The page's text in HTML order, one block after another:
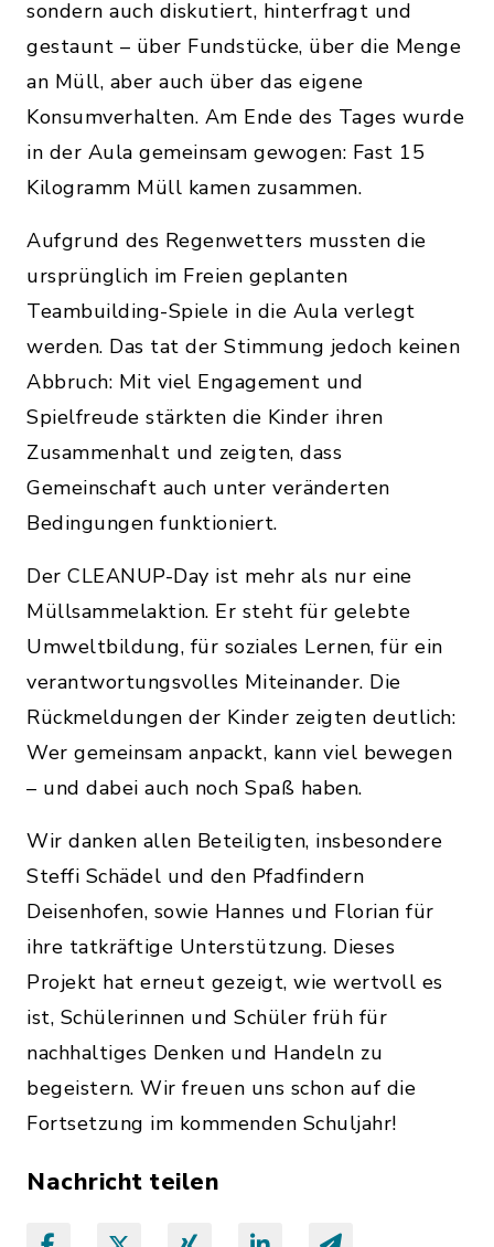
sondern auch diskutiert, hinterfragt und
gestaunt – über Fundstücke, über die Menge
an Müll, aber auch über das eigene
Konsumverhalten. Am Ende des Tages wurde
in der Aula gemeinsam gewogen: Fast 15
Kilogramm Müll kamen zusammen.
Aufgrund des Regenwetters mussten die
ursprünglich im Freien geplanten
Teambuilding-Spiele in die Aula verlegt
werden. Das tat der Stimmung jedoch keinen
Abbruch: Mit viel Engagement und
Spielfreude stärkten die Kinder ihren
Zusammenhalt und zeigten, dass
Gemeinschaft auch unter veränderten
Bedingungen funktioniert.
Der CLEANUP-Day ist mehr als nur eine
Müllsammelaktion. Er steht für gelebte
Umweltbildung, für soziales Lernen, für ein
verantwortungsvolles Miteinander. Die
Rückmeldungen der Kinder zeigten deutlich:
Wer gemeinsam anpackt, kann viel bewegen
– und dabei auch noch Spaß haben.
Wir danken allen Beteiligten, insbesondere
Steffi Schädel und den Pfadfindern
Deisenhofen, sowie Hannes und Florian für
ihre tatkräftige Unterstützung. Dieses
Projekt hat erneut gezeigt, wie wertvoll es
ist, Schülerinnen und Schüler früh für
nachhaltiges Denken und Handeln zu
begeistern. Wir freuen uns schon auf die
Fortsetzung im kommenden Schuljahr!
Nachricht teilen